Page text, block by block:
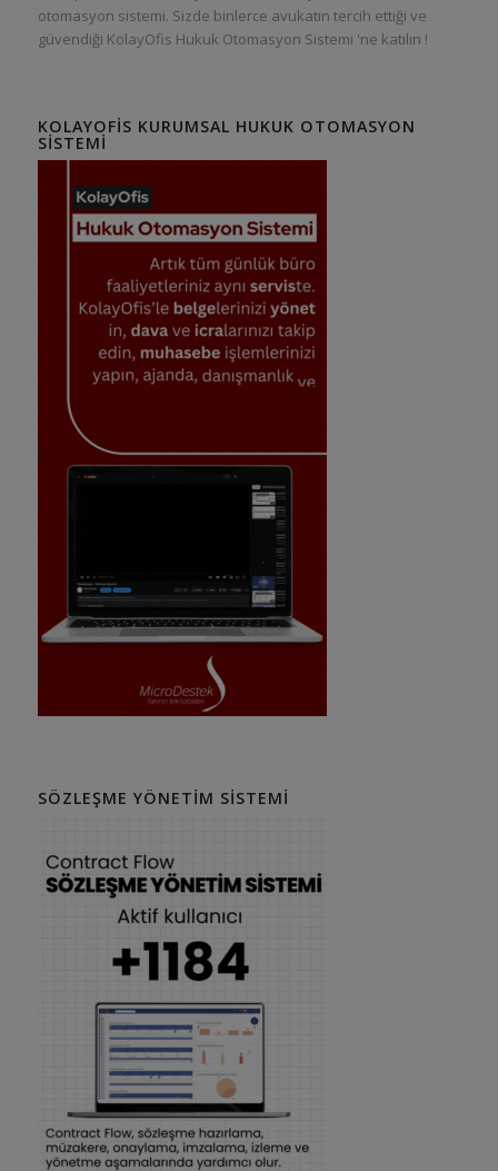
otomasyon sistemi. Sizde binlerce avukatın tercih ettiği ve
güvendiği KolayOfis Hukuk Otomasyon Sistemi 'ne katılın !
KOLAYOFIS KURUMSAL HUKUK OTOMASYON
SISTEMI
SÖZLEŞME YÖNETIM SISTEMI